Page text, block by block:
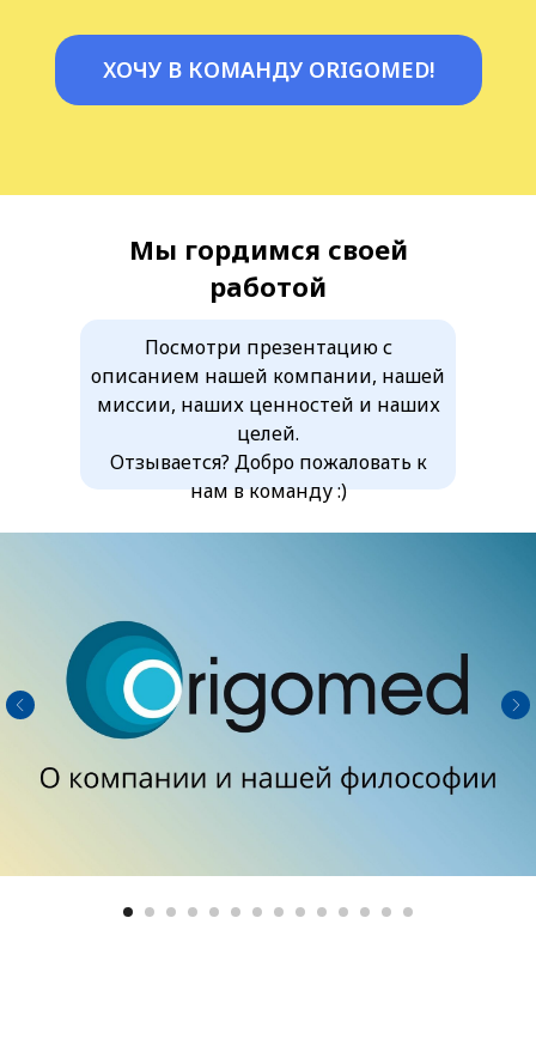
ХОЧУ В КОМАНДУ ORIGOMED!
Мы гордимся своей
работой
Посмотри презентацию с
описанием нашей компании, нашей
миссии, наших ценностей и наших
целей.
Отзывается? Добро пожаловать к
нам в команду:)
Посмотреть отзывы